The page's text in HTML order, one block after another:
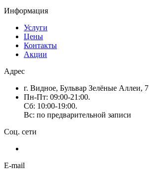
Информация
Услуги
Цены
Контакты
Акции
Адрес
г. Видное, Бульвар Зелёные Аллеи, 7
Пн-Пт: 09:00-21:00.
Сб: 10:00-19:00.
Вс: по предварительной записи
Соц. сети
E-mail